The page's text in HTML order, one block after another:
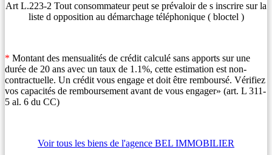
Art L.223-2 Tout consommateur peut se prévaloir de s inscrire sur la
liste d opposition au démarchage téléphonique ( bloctel )
* Montant des mensualités de crédit calculé sans apports sur une
durée de 20 ans avec un taux de 1.1%, cette estimation est non-
contractuelle. Un crédit vous engage et doit être remboursé. Vérifiez
vos capacités de remboursement avant de vous engager» (art. L 311-
5 al. 6 du CC)
Voir tous les biens de l'agence BEL IMMOBILIER